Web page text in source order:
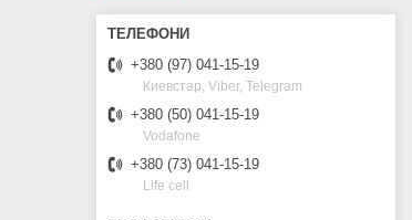
+380 (97) 041-15-19
Киевстар, Viber, Telegram
+380 (50) 041-15-19
Vodafone
+380 (73) 041-15-19
Life cell